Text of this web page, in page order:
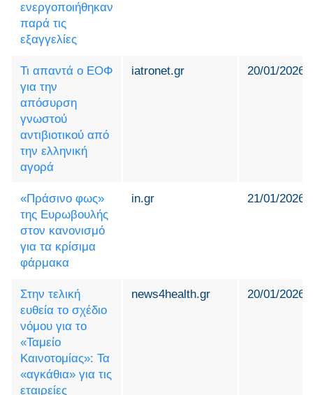
ενεργοποιήθηκαν
παρά τις
εξαγγελίες
Τι απαντά ο ΕΟΦ
για την
απόσυρση
γνωστού
αντιβιοτικού από
την ελληνική
αγορά
iatronet.gr 20/01/2026
«Πράσινο φως»
της Ευρωβουλής
στον κανονισμό
για τα κρίσιμα
φάρμακα
in.gr 21/01/2026
Στην τελική
ευθεία το σχέδιο
νόμου για το
«Ταμείο
Καινοτομίας»: Τα
«αγκάθια» για τις
εταιρείες
news4health.gr 20/01/2026